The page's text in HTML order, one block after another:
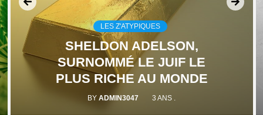
LES Z'ATYPIQUES
SHELDON ADELSON,
SURNOMMÉ LE JUIF LE
PLUS RICHE AU MONDE
BY ADMIN3047 3 ANS .